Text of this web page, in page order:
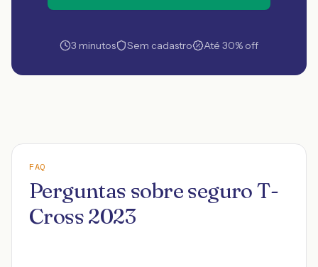
3 minutos Sem cadastro Até 30% off
FAQ
Perguntas sobre seguro T-
Cross 2023